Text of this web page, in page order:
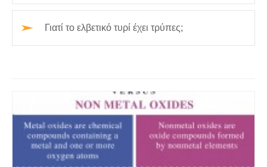
Γιατί το ελβετικό τυρί έχει τρύπες;